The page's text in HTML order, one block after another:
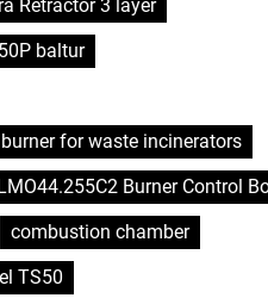
Retractor 3 layer
baltur
for waste incinerators
Burner Control
combustion chamber
TS50